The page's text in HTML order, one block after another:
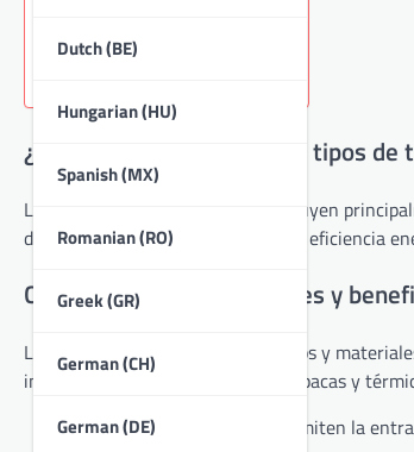
Dutch (BE)
Hungarian (HU)
Spanish (MX)
Romanian (RO)
Greek (GR)
German (CH)
German (DE)
¿Cuáles son los principales tipos
Los tratamientos de ventanas incluyen
desde el atractivo estético hasta la eficiencia
Cortinas: estilos, materiales y
Las cortinas vienen en varios estilos y
incluyen cortinas transparentes, opacas y
Cortinas transparentes:
Permiten la